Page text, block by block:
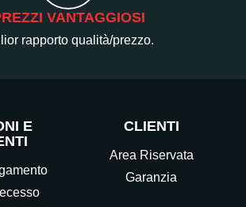
VANTAGGIOSI
rapporto qualità/prezzo.
E
CLIENTI
Area Riservata
Garanzia